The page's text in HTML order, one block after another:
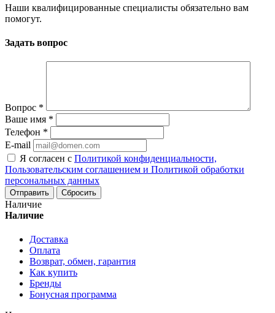
Наши квалифицированные специалисты обязательно вам
помогут.
Задать вопрос
Вопрос *
Ваше имя *
Телефон *
E-mail
Я согласен с Политикой конфиденциальности,
Пользовательским соглашением и Политикой обработки
персональных данных
Сбросить
Наличие
Наличие
Доставка
Оплата
Возврат, обмен, гарантия
Как купить
Бренды
Бонусная программа